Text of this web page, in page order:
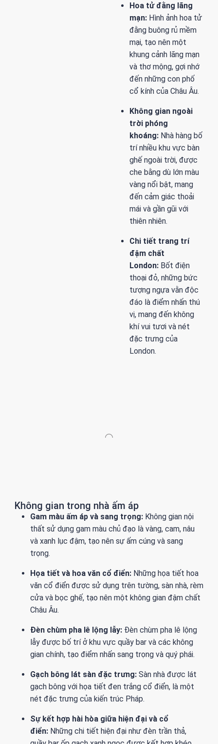
Hoa tử đằng lãng
mạn: Hình ảnh hoa tử
đằng buông rủ mềm
mại, tạo nên một
khung cảnh lãng mạn
và thơ mộng, gợi nhớ
đến những con phố
cổ kính của Châu Âu.
Không gian ngoài
trời phóng
khoáng: Nhà hàng bố
trí nhiều khu vực bàn
ghế ngoài trời, được
che bằng dù lớn màu
vàng nổi bật, mang
đến cảm giác thoải
mái và gần gũi với
thiên nhiên.
Chi tiết trang trí
đậm chất
London: Bốt điện
thoại đỏ, những bức
tượng ngựa vằn độc
đáo là điểm nhấn thú
vị, mang đến không
khí vui tươi và nét
đặc trưng của
London.
Không gian trong nhà ấm áp
Gam màu ấm áp và sang trọng: Không gian nội
thất sử dụng gam màu chủ đạo là vàng, cam, nâu
và xanh lục đậm, tạo nên sự ấm cúng và sang
trọng.
Họa tiết và hoa văn cổ điển: Những họa tiết hoa
văn cổ điển được sử dụng trên tường, sàn nhà, rèm
cửa và bọc ghế, tạo nên một không gian đậm chất
Châu Âu.
Đèn chùm pha lê lộng lẫy: Đèn chùm pha lê lộng
lẫy được bố trí ở khu vực quầy bar và các không
gian chính, tạo điểm nhấn sang trọng và quý phái.
Gạch bông lát sàn đặc trưng: Sàn nhà được lát
gạch bông với họa tiết đen trắng cổ điển, là một
nét đặc trưng của kiến trúc Pháp.
Sự kết hợp hài hòa giữa hiện đại và cổ
điển: Những chi tiết hiện đại như đèn trần thả,